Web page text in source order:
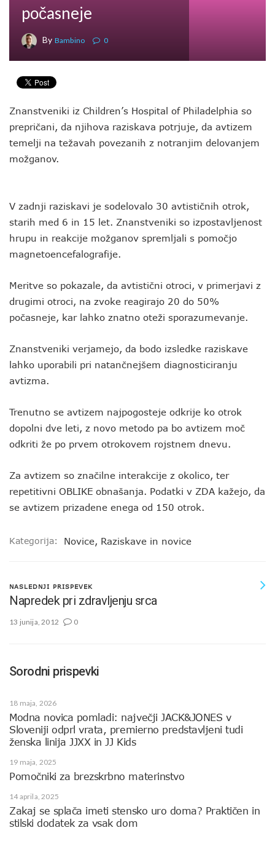
počasneje
By Bambino 0
Znanstveniki iz Children’s Hospital of Philadelphia so
prepričani, da njihova raziskava potrjuje, da avtizem
temelji na težavah povezanih z notranjim delovanjem
možganov.
V zadnji raziskavi je sodelovalo 30 avtističnih otrok,
starih med 6 in 15 let. Znanstveniki so izpostavljenost
hrupu in reakcije možganov spremljali s pomočjo
magnetoencefalografije.
Meritve so pokazale, da avtistični otroci, v primerjavi z
drugimi otroci, na zvoke reagirajo 20 do 50%
počasneje, kar lahko znatno oteži sporazumevanje.
Znanstveniki verjamejo, da bodo izsledke raziskave
lahko uporabili pri natančnejšem diagnosticiranju
avtizma.
Trenutno se avtizem najpogosteje odkrije ko otrok
dopolni dve leti, z novo metodo pa bo avtizem moč
odkriti že po prvem otrokovem rojstnem dnevu.
Za avtizem so značilne interakcije z okolico, ter
repetitivni OBLIKE obnašanja. Podatki v ZDA kažejo, da
se avtizem prizadene enega od 150 otrok.
Kategorija: Novice, Raziskave in novice
NASLEDNJI PRISPEVEK
Napredek pri zdravljenju srca
13 junija, 2012 0
Sorodni prispevki
18 maja, 2026
Modna novica pomladi: največji JACK&JONES v
Sloveniji odprl vrata, premierno predstavljeni tudi
ženska linija JJXX in JJ Kids
19 maja, 2025
Pomočniki za brezskrbno materinstvo
14 aprila, 2025
Zakaj se splača imeti stensko uro doma? Praktičen in
stilski dodatek za vsak dom